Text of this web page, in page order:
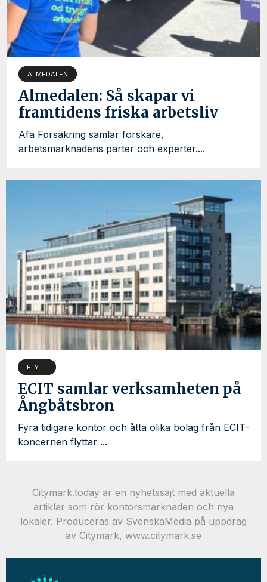
ALMEDALEN
Almedalen: Så skapar vi
framtidens friska arbetsliv
Afa Försäkring samlar forskare,
arbetsmarknadens parter och experter....
FLYTT
ECIT samlar verksamheten på
Ångbåtsbron
Fyra tidigare kontor och åtta olika bolag från ECIT-
koncernen flyttar ...
Citymark.today är en nyhetssajt med aktuella
artiklar som rör kontorsmarknaden och nya
lokaler. Produceras av SvenskaMedia på uppdrag
av Citymark, www.citymark.se